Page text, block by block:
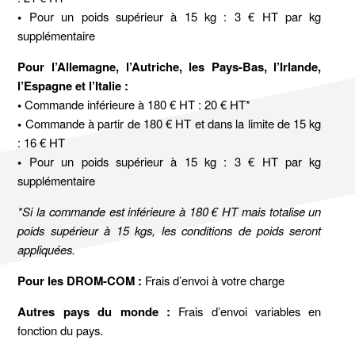
• Pour un poids supérieur à 15 kg : 3 € HT par kg
supplémentaire
Pour l’Allemagne, l’Autriche, les Pays-Bas, l’Irlande,
l’Espagne et l’Italie :
•Commande inférieure à 180 € HT : 20 € HT*
• Commande à partir de 180 € HT et dans la limite de 15 kg
: 16 € HT
• Pour un poids supérieur à 15 kg : 3 € HT par kg
supplémentaire
*Si la commande est inférieure à 180 € HT mais totalise un
poids supérieur à 15 kgs, les conditions de poids seront
appliquées.
Pour les DROM-COM : Frais d’envoi à votre charge
Autres pays du monde : Frais d’envoi variables en
fonction du pays.